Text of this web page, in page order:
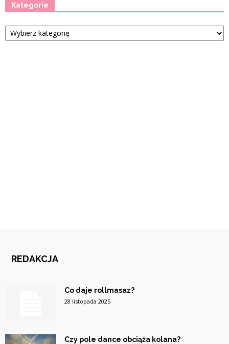
Kategorie
Kategorie
REDAKCJA
Co daje rollmasaz?
28 listopada 2025
Czy pole dance obciąża kolana?